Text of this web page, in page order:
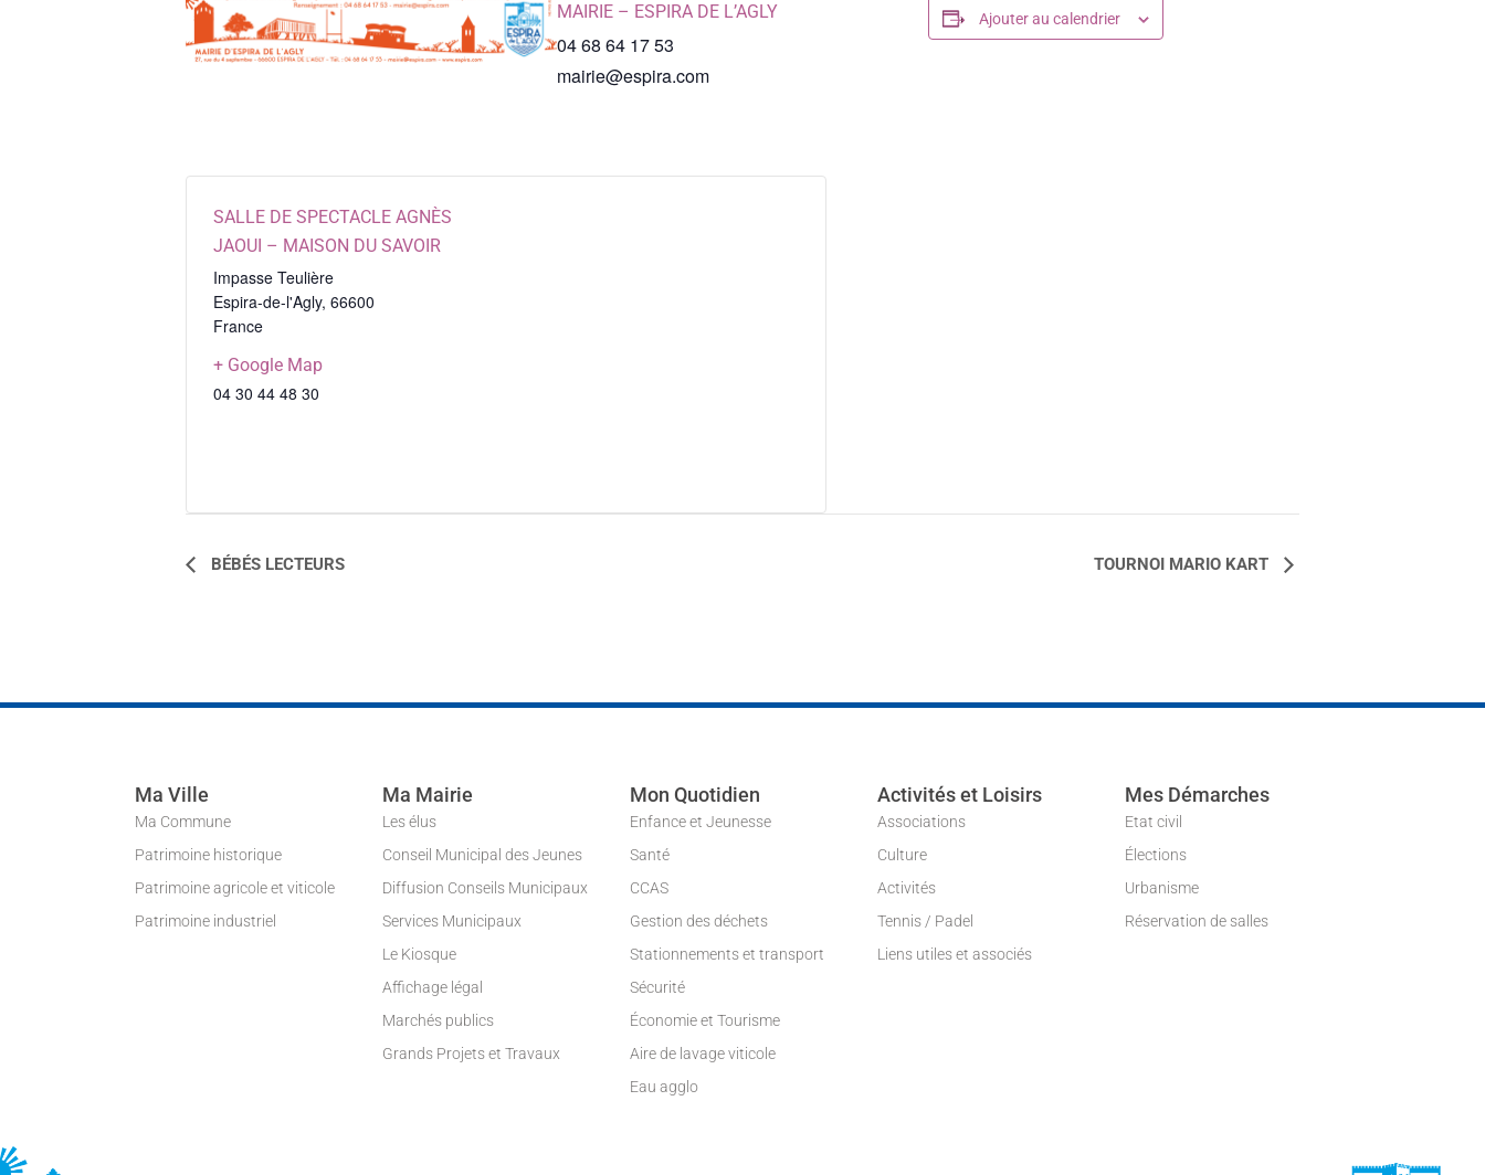
MAIRIE – ESPIRA DE L’AGLY
04 68 64 17 53
mairie@espira.com
Ajouter au calendrier
SALLE DE SPECTACLE AGNÈS
JAOUI – MAISON DU SAVOIR
Impasse Teulière
Espira-de-l'Agly, 66600
France
+ Google Map
04 30 44 48 30
NAVIGATION
BÉBÉS LECTEURS TOURNOI MARIO KART
Ma Ville
Ma Commune
Patrimoine historique
Patrimoine agricole et viticole
Patrimoine industriel
Ma Mairie
Les élus
Conseil Municipal des Jeunes
Diffusion Conseils Municipaux
Services Municipaux
Le Kiosque
Affichage légal
Marchés publics
Grands Projets et Travaux
Mon Quotidien
Enfance et Jeunesse
Santé
CCAS
Gestion des déchets
Stationnements et transport
Sécurité
Économie et Tourisme
Aire de lavage viticole
Eau agglo
Activités et Loisirs
Associations
Culture
Activités
Tennis / Padel
Liens utiles et associés
Mes Démarches
Etat civil
Élections
Urbanisme
Réservation de salles